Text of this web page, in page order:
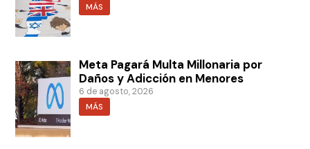
MÁS
Meta Pagará Multa Millonaria por
Daños y Adicción en Menores
6 de agosto, 2026
MÁS